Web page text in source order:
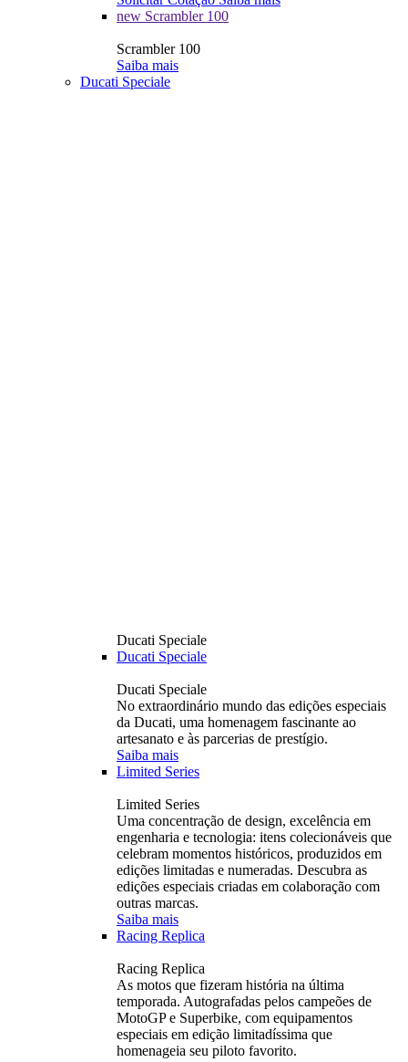
new Scrambler 100
Scrambler 100
Saiba mais
Ducati Speciale
Ducati Speciale
Ducati Speciale
Ducati Speciale
No extraordinário mundo das edições especiais
da Ducati, uma homenagem fascinante ao
artesanato e às parcerias de prestígio.
Saiba mais
Limited Series
Limited Series
Uma concentração de design, excelência em
engenharia e tecnologia: itens colecionáveis ​​que
celebram momentos históricos, produzidos em
edições limitadas e numeradas. Descubra as
edições especiais criadas em colaboração com
outras marcas.
Saiba mais
Racing Replica
Racing Replica
As motos que fizeram história na última
temporada. Autografadas pelos campeões de
MotoGP e Superbike, com equipamentos
especiais em edição limitadíssima que
homenageia seu piloto favorito.